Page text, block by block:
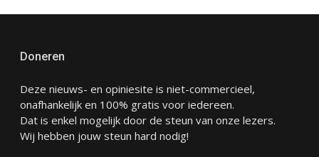
Doneren
Deze nieuws- en opiniesite is niet-commercieel,
onafhankelijk en 100% gratis voor iedereen.
Dat is enkel mogelijk door de steun van onze lezers.
Wij hebben jouw steun hard nodig!